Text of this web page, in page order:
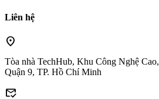
Liên hệ
location_on
Tòa nhà TechHub, Khu Công Nghệ Cao,
Quận 9, TP. Hồ Chí Minh
mark_email_read